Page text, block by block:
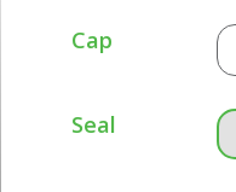
Cap
Seal